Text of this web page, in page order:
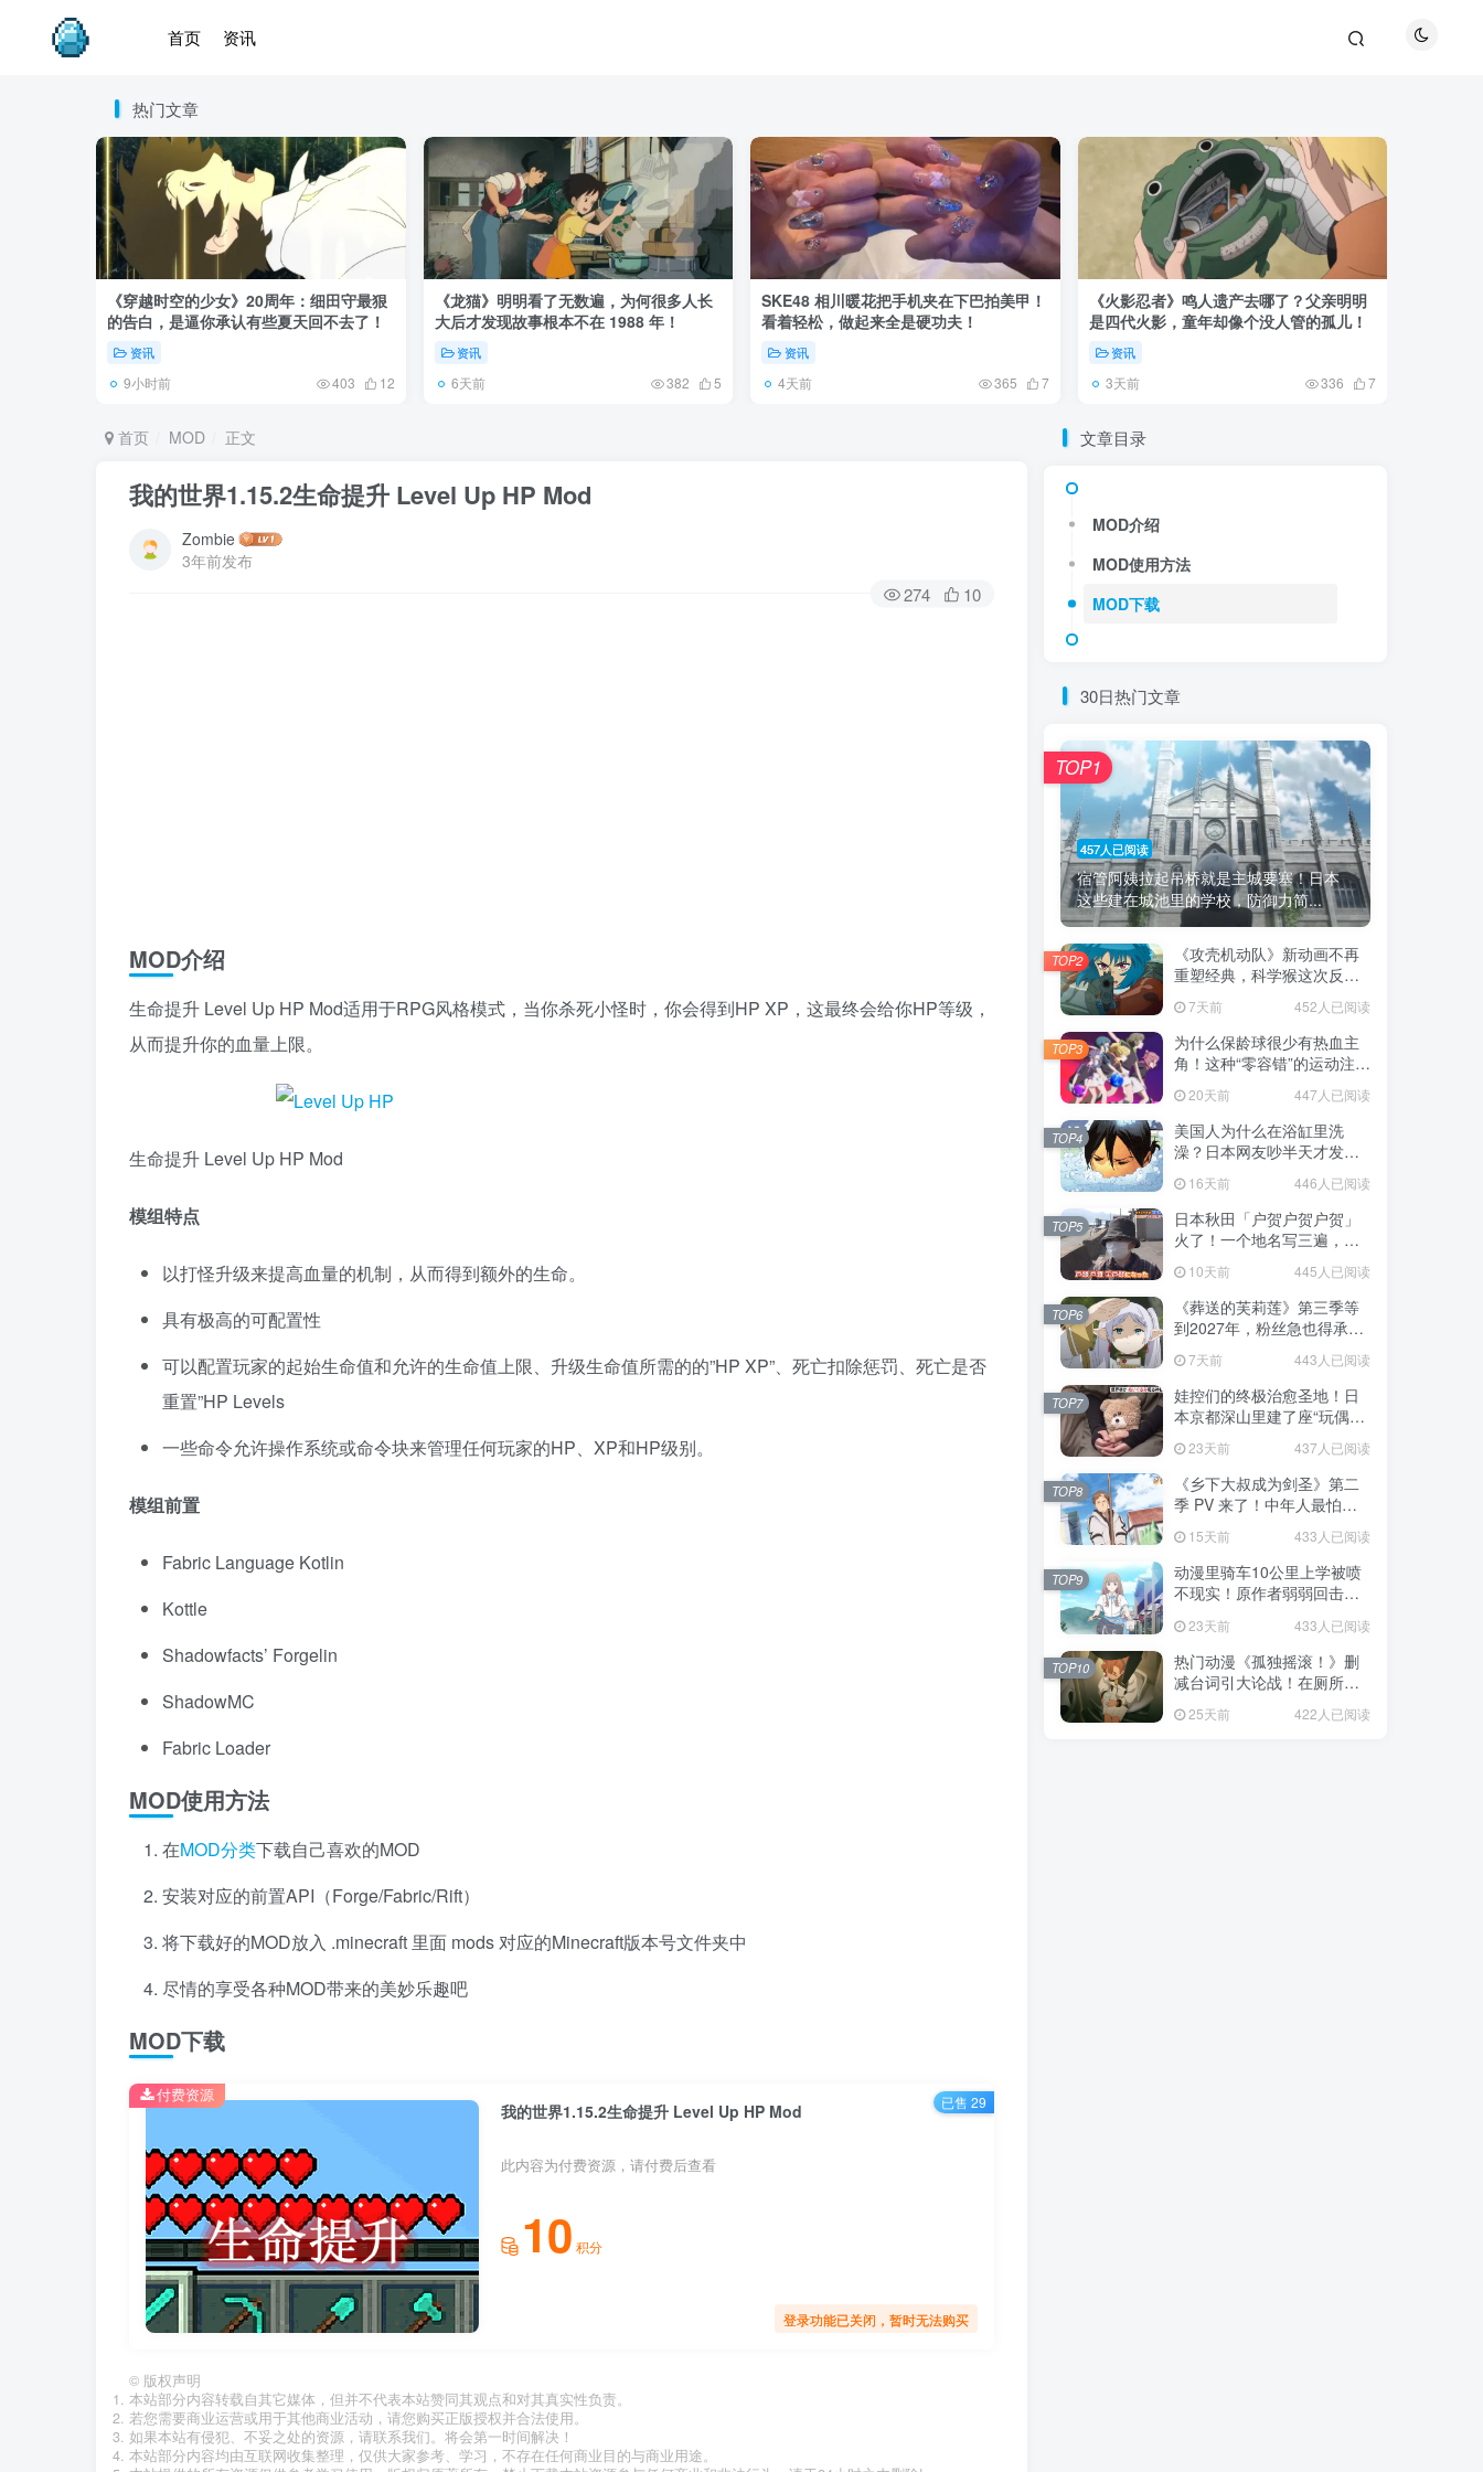
首页 资讯
热门文章
《穿越时空的少女》20周年：细田守最狠
的告白，是逼你承认有些夏天回不去了！
资讯
9小时前 403 12
《龙猫》明明看了无数遍，为何很多人长
大后才发现故事根本不在 1988 年！
资讯
6天前 382 5
SKE48 相川暖花把手机夹在下巴拍美甲！
看着轻松，做起来全是硬功夫！
资讯
4天前 365 7
《火影忍者》鸣人遗产去哪了？父亲明明
是四代火影，童年却像个没人管的孤儿！
资讯
3天前 336 7
首页 MOD 正文
我的世界1.15.2生命提升 Level Up HP Mod
Zombie
3年前发布
274 10
MOD介绍
生命提升 Level Up HP Mod适用于RPG风格模式，当你杀死小怪时，你会得到HP XP，这最终会给你HP等级，
从而提升你的血量上限。
生命提升 Level Up HP Mod
模组特点
以打怪升级来提高血量的机制，从而得到额外的生命。
具有极高的可配置性
可以配置玩家的起始生命值和允许的生命值上限、升级生命值所需的的”HP XP”、死亡扣除惩罚、死亡是否
重置”HP Levels
一些命令允许操作系统或命令块来管理任何玩家的HP、XP和HP级别。
模组前置
Fabric Language Kotlin
Kottle
Shadowfacts’ Forgelin
ShadowMC
Fabric Loader
MOD使用方法
在MOD分类下载自己喜欢的MOD
安装对应的前置API（Forge/Fabric/Rift）
将下载好的MOD放入 .minecraft 里面 mods 对应的Minecraft版本号文件夹中
尽情的享受各种MOD带来的美妙乐趣吧
MOD下载
我的世界1.15.2生命提升 Level Up HP Mod
此内容为付费资源，请付费后查看
10 积分
登录功能已关闭，暂时无法购买
付费资源 已售 29
© 版权声明
本站部分内容转载自其它媒体，但并不代表本站赞同其观点和对其真实性负责。
若您需要商业运营或用于其他商业活动，请您购买正版授权并合法使用。
如果本站有侵犯、不妥之处的资源，请联系我们。将会第一时间解决！
本站部分内容均由互联网收集整理，仅供大家参考、学习，不存在任何商业目的与商业用途。
文章目录
MOD介绍
MOD使用方法
MOD下载
30日热门文章
457人已阅读
宿管阿姨拉起吊桥就是主城要塞！日本
这些建在城池里的学校，防御力简...
TOP1
《攻壳机动队》新动画不再
重塑经典，科学猴这次反而
7天前 452人已阅读
TOP2
为什么保龄球很少有热血主
角！这种“零容错”的运动注定
们的生活！
20天前 447人已阅读
TOP3
美国人为什么在浴缸里洗
澡？日本网友吵半天才发
藏在浴室地板里！
16天前 446人已阅读
TOP4
日本秋田「户贺户贺户贺」
火了！一个地名写三遍，竟
不是玩梗而是150年旧账！
10天前 445人已阅读
TOP5
《葬送的芙莉莲》第三季等
到2027年，粉丝急也得承认
这次慢得有道理！
7天前 443人已阅读
TOP6
娃控们的终极治愈圣地！日
本京都深山里建了座“玩偶神
社”，不仅能拍照还能给娃祈
福！23天前 437人已阅读
TOP7
《乡下大叔成为剑圣》第二
季 PV 来了！中年人最怕的
不是变老，而是没人愿意再
相信你！
15天前 433人已阅读
TOP8
动漫里骑车10公里上学被喷
不现实！原作者弱弱回击：
常通勤！
23天前 433人已阅读
TOP9
热门动漫《孤独摇滚！》删
减台词引大论战！在厕所吃
现充！
25天前 422人已阅读
TOP10